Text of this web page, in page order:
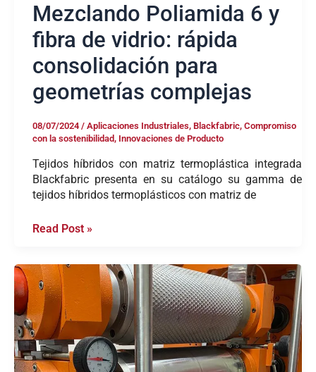
Mezclando Poliamida 6 y
fibra de vidrio: rápida
consolidación para
geometrías complejas
08/07/2024 / Aplicaciones Industriales, Blackfabric, Compromiso
con la sostenibilidad, Innovaciones de Producto
Tejidos híbridos con matriz termoplástica integrada
Blackfabric presenta en su catálogo su gamma de
tejidos híbridos termoplásticos con matriz de
Read Post »
Innovación
y
Precisión:
La
Calandra
de
Laboratorio